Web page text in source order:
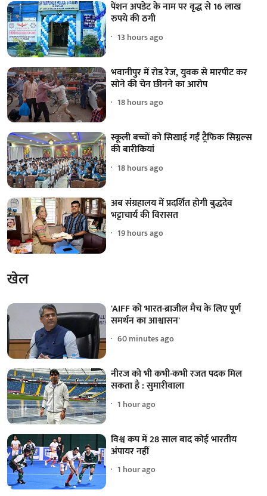
पेंशन अपडेट के नाम पर वृद्ध से 16 लाख
रुपये की ठगी
13 hours ago
भवानीपुर में रोड रेज, युवक से मारपीट कर
सोने की चेन छीनने का आरोप
18 hours ago
स्कूली बच्चों को सिखाई गईं ट्रैफिक सिग्नल्स
की बारीकियां
18 hours ago
अब संग्रहालय में प्रदर्शित होगी बुद्धदेव
भट्टाचार्य की विरासत
19 hours ago
खेल
'AIFF को भारत-ब्राजील मैच के लिए पूर्ण
समर्थन का आश्वासन'
60 minutes ago
नीरज को भी कभी-कभी रजत पदक मिल
सकता है : सुमारीवाला
1 hour ago
विश्व कप में 28 साल बाद कोई भारतीय
अंपायर नहीं
1 hour ago